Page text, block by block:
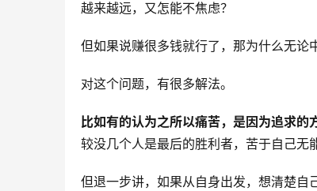
越来越远，又怎能不焦虑？
但如果说赚很多钱就行了，那为什么无论
对这个问题，有很多解法。
比如有的认为之所以痛苦，是因为追求的
较没几个人是最后的胜利者，苦于自己无
但退一步讲，如果从自身出发，想清楚